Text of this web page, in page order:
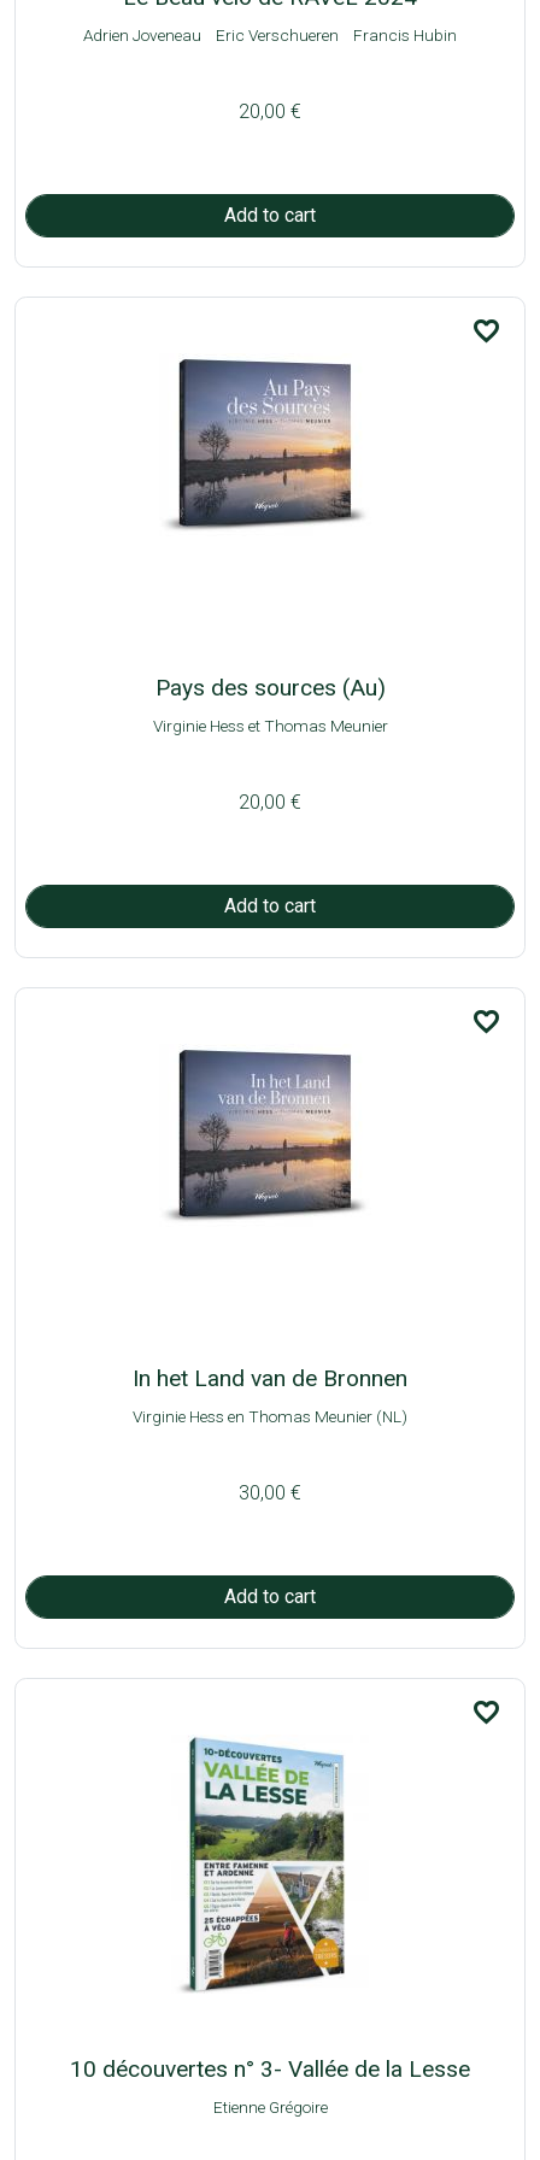
Adrien Joveneau Eric Verschueren Francis Hubin
20,00 €
favorite_border
Pays des sources (Au)
Virginie Hess et Thomas Meunier
20,00 €
favorite_border
In het Land van de Bronnen
Virginie Hess en Thomas Meunier (NL)
30,00 €
favorite_border
10 découvertes n° 3- Vallée de la Lesse
Etienne Grégoire